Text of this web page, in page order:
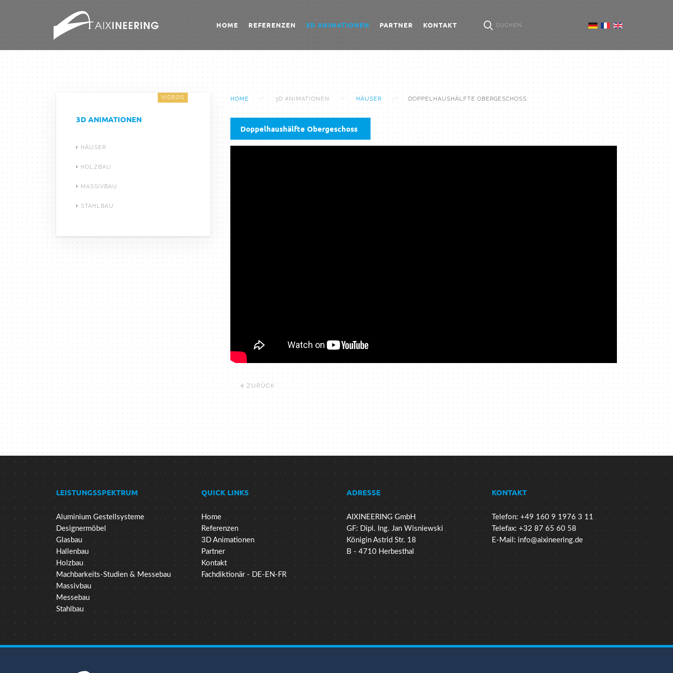
HOME REFERENZEN 3D ANIMATIONEN PARTNER KONTAKT
HOME 3D ANIMATIONEN HÄUSER DOPPELHAUSHÄLFTE OBERGESCHOSS
Doppelhaushälfte Obergeschoss
ZURÜCK
VIDEOS
3D ANIMATIONEN
HÄUSER
HOLZBAU
MASSIVBAU
STAHLBAU
LEISTUNGSSPEKTRUM
Aluminium Gestellsysteme
Designermöbel
Glasbau
Hallenbau
Holzbau
Machbarkeits-Studien & Messebau
Massivbau
Messebau
Stahlbau
QUICK LINKS
Home
Referenzen
3D Animationen
Partner
Kontakt
Fachdiktionär - DE-EN-FR
ADRESSE
AIXINEERING GmbH
GF: Dipl. Ing. Jan Wisniewski
Königin Astrid Str. 18
B - 4710 Herbesthal
KONTAKT
Telefon: +49 160 9 1976 3 11
Telefax: +32 87 65 60 58
E-Mail: info@aixineering.de